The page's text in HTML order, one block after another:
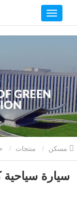
منتجات
سيارة سياحية كهربائية مغلقة بـ 14
سيارة سياحية